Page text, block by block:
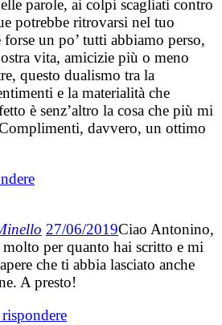
parole, ai colpi scagliati contro
potrebbe ritrovarsi nel tuo
forse un po’ tutti abbiamo perso,
vita, amicizie più o meno
questo dualismo tra la
e la materialità che
è senz’altro la cosa che più mi
davvero, un ottimo
27/06/2019Ciao Antonino,
per quanto hai scritto e mi
che ti abbia lasciato anche
A presto!